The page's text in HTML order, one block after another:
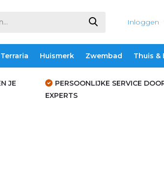
Inloggen
Huismerk Zwembad Thuis &
JE
PERSOONLIJKE SERVICE
EXPERTS